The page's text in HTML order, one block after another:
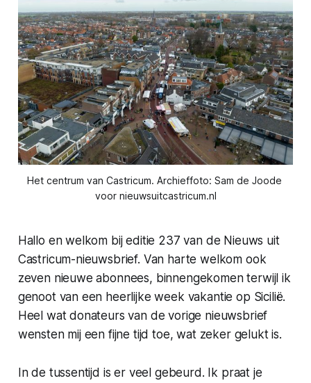
Het centrum van Castricum. Archieffoto: Sam de Joode
voor nieuwsuitcastricum.nl
Hallo en welkom bij editie 237 van de Nieuws uit
Castricum-nieuwsbrief. Van harte welkom ook
zeven nieuwe abonnees, binnengekomen terwijl ik
genoot van een heerlijke week vakantie op Sicilië.
Heel wat donateurs van de vorige nieuwsbrief
wensten mij een fijne tijd toe, wat zeker gelukt is.
In de tussentijd is er veel gebeurd. Ik praat je